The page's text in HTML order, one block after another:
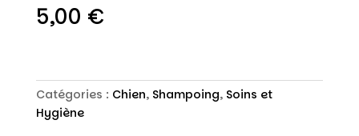
5,00 €
Catégories : Chien, Shampoing, Soins et
Hygiène